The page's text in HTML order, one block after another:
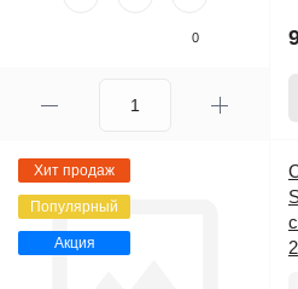
0
Хит продаж
Популярный
Акция